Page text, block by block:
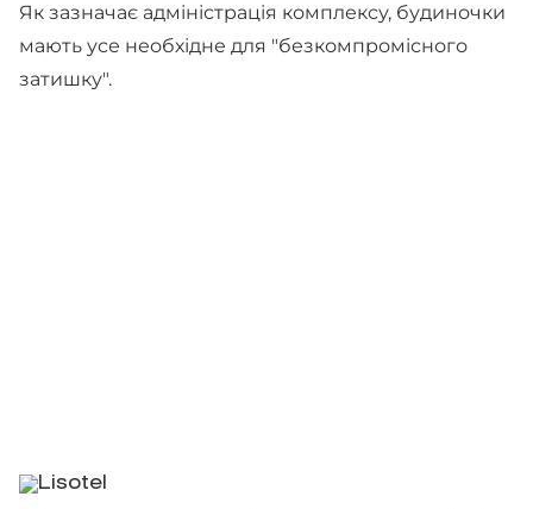
Як зазначає адміністрація комплексу, будиночки
мають усе необхідне для "безкомпромісного
затишку".